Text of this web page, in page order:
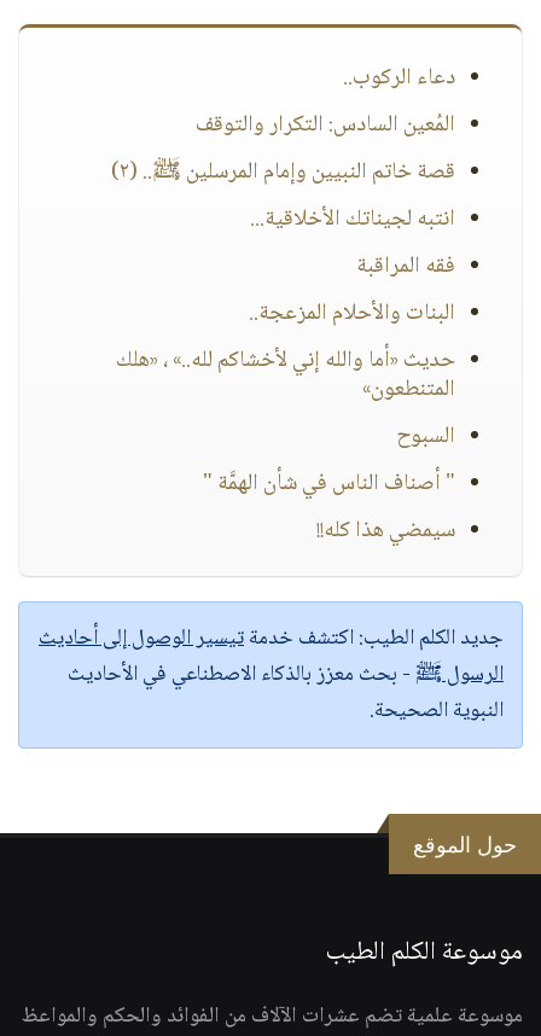
دعاء الركوب..
المُعين السادس: التكرار والتوقف
قصة خاتم النبيين وإمام المرسلين ﷺ.. (٢)
انتبه لجيناتك الأخلاقية...
فقه المراقبة
البنات والأحلام المزعجة..
حديث «أما والله إني لأخشاكم لله..» ، «هلك
المتنطعون»
السبوح
" أصناف الناس في شأن الهمَّة "
سيمضي هذا كله!!
جديد الكلم الطيب:اكتشف خدمةتيسير الوصول إلى أحاديث
الرسول ﷺ - بحث معزز بالذكاء الاصطناعي في الأحاديث
النبوية الصحيحة.
حول الموقع
موسوعة الكلم الطيب
موسوعة علمية تضم عشرات الآلاف من الفوائد والحكم والمواعظ